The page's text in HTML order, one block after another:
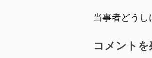
投
稿
当事者どうし
コメントを